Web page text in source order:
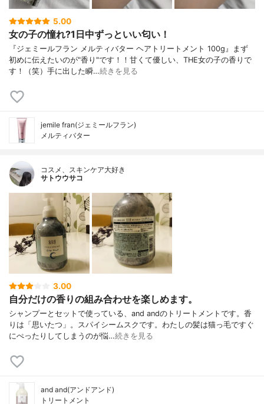
5.00
女の子の憧れ?1日中ずっといい匂い！
『ジェミールフラン メルティバター ヘアトリートメント 100g』まず
初めに伝えたいのが"香り"です！！甘くて優しい、THE女の子の香りで
す！（笑）手に出した瞬…続きを見る
jemile fran(ジェミールフラン)
メルティバター
コスメ、スキンケア大好き
サトウウサコ
3.00
自分だけの香りの組み合わせを楽しめます。
シャンプーとセットで使っている、and andのトリートメントです。香
りは「思いたつ」。スパイシームスクです。わたしの髪は猫っ毛ですぐ
にぺったりしてしまうのが悩…続きを見る
and and(アンドアンド)
トリートメント